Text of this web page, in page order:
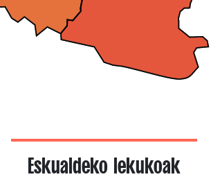
Eskualdeko lekukoak